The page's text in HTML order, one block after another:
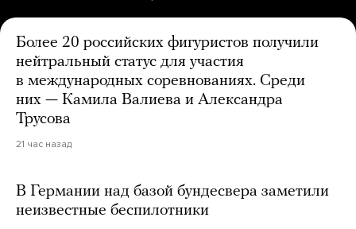
Более 20 российских фигуристов получили
нейтральный статус для участия
в международных соревнованиях. Среди
них — Камила Валиева и Александра
Трусова
21 час назад
В Германии над базой бундесвера заметили
неизвестные беспилотники